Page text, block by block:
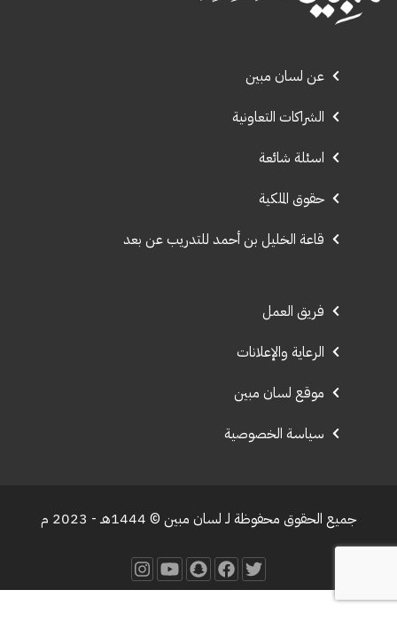
عن لسان مبين
الشراكات التعاونية
اسئلة شائعة
حقوق الملكية
قاعة الخليل بن أحمد للتدريب عن بعد
فريق العمل
الرعاية والإعلانات
موقع لسان مبين
سياسة الخصوصية
جميع الحقوق محفوظة لـ لسان مبين © 1444هـ - 2023 م